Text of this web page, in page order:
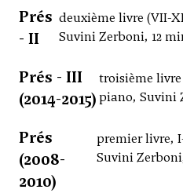
Prés
- II
deuxième livre (VII-
Suvini Zerboni, 12
Prés - III
(2014-2015)
troisième
piano, Suvini
Prés
(2008-
2010)
premier livre,
Suvini